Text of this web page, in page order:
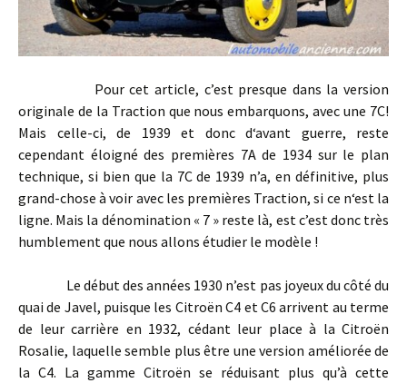
Pour cet article, c’est presque dans la version
originale de la Traction que nous embarquons, avec une 7C!
Mais celle-ci, de 1939 et donc d‘avant guerre, reste
cependant éloigné des premières 7A de 1934 sur le plan
technique, si bien que la 7C de 1939 n’a, en définitive, plus
grand-chose à voir avec les premières Traction, si ce n‘est la
ligne. Mais la dénomination « 7 » reste là, est c’est donc très
humblement que nous allons étudier le modèle !
Le début des années 1930 n’est pas joyeux du côté du
quai de Javel, puisque les Citroën C4 et C6 arrivent au terme
de leur carrière en 1932, cédant leur place à la Citroën
Rosalie, laquelle semble plus être une version améliorée de
la C4. La gamme Citroën se réduisant plus qu’à cette